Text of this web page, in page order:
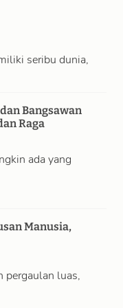
seribu dunia,
Bangsawan
Raga
ada yang
Manusia,
pergaulan luas,